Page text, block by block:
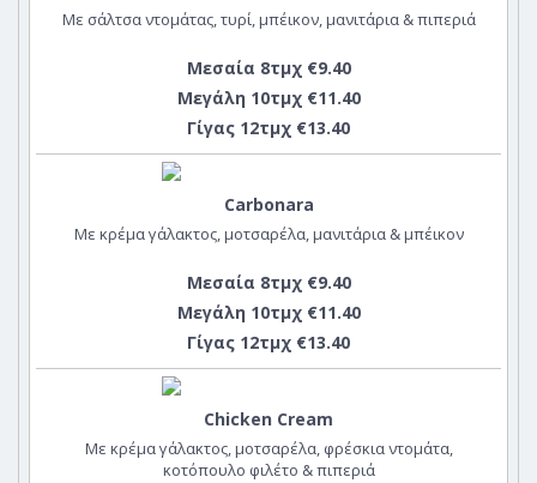
Με σάλτσα ντομάτας, τυρί, μπέικον, μανιτάρια & πιπεριά
Μεσαία 8τμχ €9.40
Μεγάλη 10τμχ €11.40
Γίγας 12τμχ €13.40
Carbonara
Με κρέμα γάλακτος, μοτσαρέλα, μανιτάρια & μπέικον
Μεσαία 8τμχ €9.40
Μεγάλη 10τμχ €11.40
Γίγας 12τμχ €13.40
Chicken Cream
Με κρέμα γάλακτος, μοτσαρέλα, φρέσκια ντομάτα,
κοτόπουλο φιλέτο & πιπεριά